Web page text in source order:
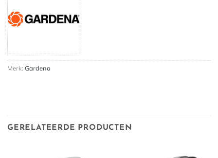
Merk: Gardena
GERELATEERDE PRODUCTEN